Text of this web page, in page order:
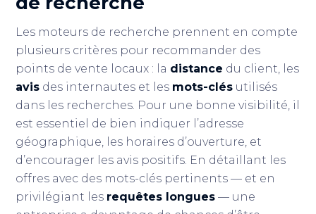
Les moteurs de recherche prennent en compte
plusieurs critères pour recommander des
points de vente locaux : la distance du client, les
avis des internautes et les mots-clés utilisés
dans les recherches. Pour une bonne visibilité, il
est essentiel de bien indiquer l’adresse
géographique, les horaires d’ouverture, et
d’encourager les avis positifs. En détaillant les
offres avec des mots-clés pertinents — et en
privilégiant les requêtes longues — une